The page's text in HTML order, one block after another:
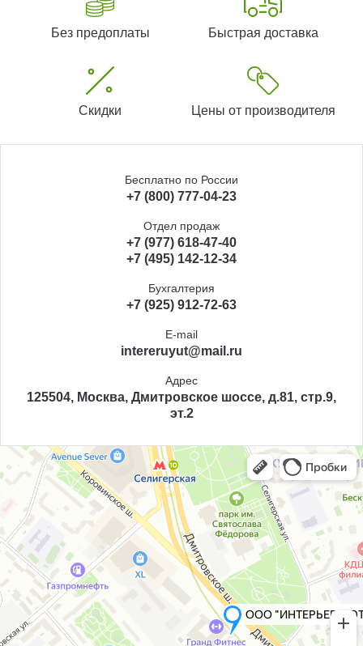
Без предоплаты Быстрая доставка
Скидки Цены от производителя
Бесплатно по России
+7 (800) 777-04-23
Отдел продаж
+7 (977) 618-47-40
+7 (495) 142-12-34
Бухгалтерия
+7 (925) 912-72-63
E-mail
intereruyut@mail.ru
Адрес
125504, Москва, Дмитровское шоссе, д.81, стр.9,
эт.2